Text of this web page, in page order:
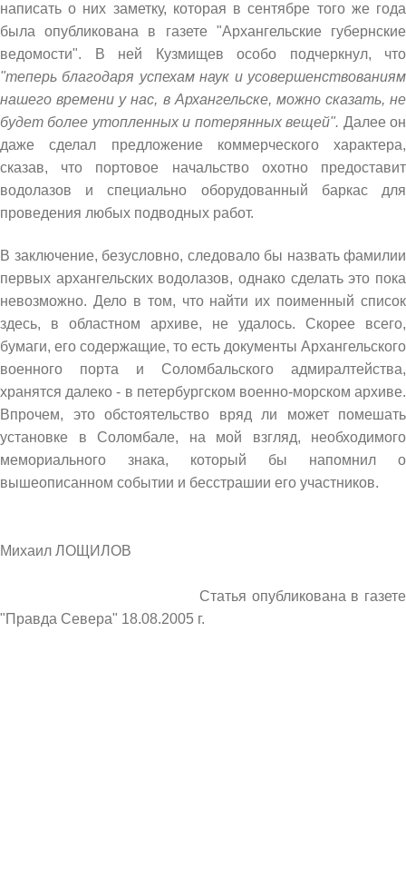
написать о них заметку, которая в сентябре того же года
была опубликована в газете "Архангельские губернские
ведомости". В ней Кузмищев особо подчеркнул, что
"теперь благодаря успехам наук и усовершенствованиям
нашего времени у нас, в Архангельске, можно сказать, не
будет более утопленных и потерянных вещей". Далее он
даже сделал предложение коммерческого характера,
сказав, что портовое начальство охотно предоставит
водолазов и специально оборудованный баркас для
проведения любых подводных работ.
В заключение, безусловно, следовало бы назвать фамилии
первых архангельских водолазов, однако сделать это пока
невозможно. Дело в том, что найти их поименный список
здесь, в областном архиве, не удалось. Скорее всего,
бумаги, его содержащие, то есть документы Архангельского
военного порта и Соломбальского адмиралтейства,
хранятся далеко - в петербургском военно-морском архиве.
Впрочем, это обстоятельство вряд ли может помешать
установке в Соломбале, на мой взгляд, необходимого
мемориального знака, который бы напомнил о
вышеописанном событии и бесстрашии его участников.
Михаил ЛОЩИЛОВ
Статья опубликована в газете
"Правда Севера" 18.08.2005 г.